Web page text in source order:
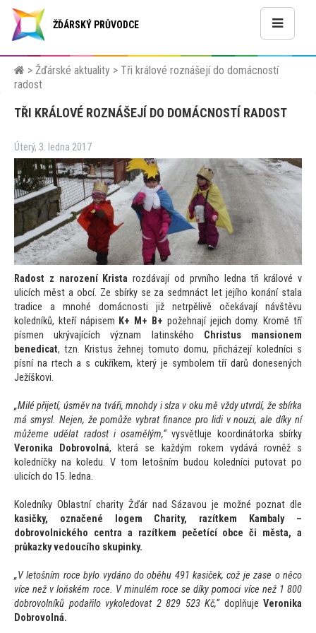
ŽĎÁRSKÝ PRŮVODCE
> Žďárské aktuality > Tři králové roznášejí do domácností
radost
TŘI KRÁLOVÉ ROZNÁŠEJÍ DO DOMÁCNOSTÍ RADOST
Úterý, 3. ledna 2017
Radost z narození Krista rozdávají od prvního ledna tři králové v
ulicích měst a obcí. Ze sbírky se za sedmnáct let jejího konání stala
tradice a mnohé domácnosti již netrpělivě očekávají návštěvu
koledníků, kteří nápisem K+ M+ B+ požehnají jejich domy. Kromě tří
písmen ukrývajících význam latinského Christus mansionem
benedicat, tzn. Kristus žehnej tomuto domu, přicházejí koledníci s
písní na rtech a s cukříkem, který je symbolem tří darů donesených
Ježíškovi.
„Milé přijetí, úsměv na tváři, mnohdy i slza v oku mě vždy utvrdí, že sbírka
má smysl. Nejen, že pomůže vybrat finance pro lidi v nouzi, ale díky ní
můžeme udělat radost i osamělým,“vysvětluje koordinátorka sbírky
Veronika Dobrovolná, která se každým rokem vydává rovněž s
koledníčky na koledu. V tom letošním budou koledníci putovat po
ulicích do 15. ledna.
Koledníky Oblastní charity Žďár nad Sázavou je možné poznat dle
kasičky, označené logem Charity, razítkem Kambaly
–
dobrovolnického centra a razítkem pečetící obce či města, a
průkazky vedoucího skupinky.
„V letošním roce bylo vydáno do oběhu 491 kasiček, což je zase o něco
více než v loňském roce. V minulém roce se díky pomoci více než 1 800
dobrovolníků podařilo vykoledovat 2 829 523 Kč,“doplňuje Veronika
Dobrovolná.